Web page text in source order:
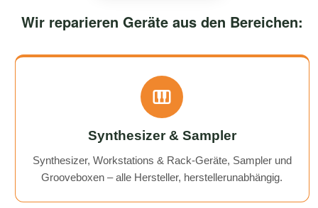
Wir reparieren Geräte aus den Bereichen:
Synthesizer & Sampler
Synthesizer, Workstations & Rack-Geräte, Sampler und
Grooveboxen – alle Hersteller, herstellerunabhängig.